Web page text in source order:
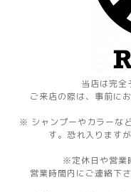
当店は完全
ご来店の際は、事前に
※ シャンプーやカラーな
す。恐れ入ります
※定休日や営業
営業時間内にご連絡下